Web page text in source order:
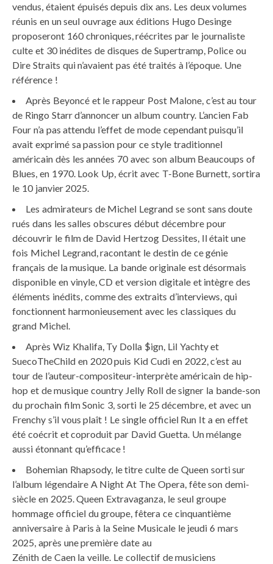
vendus, étaient épuisés depuis dix ans. Les deux volumes
réunis en un seul ouvrage aux éditions Hugo Desinge
proposeront 160 chroniques, réécrites par le journaliste
culte et 30 inédites de disques de Supertramp, Police ou
Dire Straits qui n’avaient pas été traités à l’époque. Une
référence !
Après Beyoncé et le rappeur Post Malone, c’est au tour
de Ringo Starr d’annoncer un album country. L’ancien Fab
Four n’a pas attendu l’effet de mode cependant puisqu’il
avait exprimé sa passion pour ce style traditionnel
américain dès les années 70 avec son album Beaucoups of
Blues, en 1970. Look Up, écrit avec T-Bone Burnett, sortira
le 10 janvier 2025.
Les admirateurs de Michel Legrand se sont sans doute
rués dans les salles obscures début décembre pour
découvrir le film de David Hertzog Dessites, Il était une
fois Michel Legrand, racontant le destin de ce génie
français de la musique. La bande originale est désormais
disponible en vinyle, CD et version digitale et intègre des
éléments inédits, comme des extraits d’interviews, qui
fonctionnent harmonieusement avec les classiques du
grand Michel.
Après Wiz Khalifa, Ty Dolla $ign, Lil Yachty et
SuecoTheChild en 2020 puis Kid Cudi en 2022, c’est au
tour de l’auteur-compositeur-interprète américain de hip-
hop et de musique country Jelly Roll de signer la bande-son
du prochain film Sonic 3, sorti le 25 décembre, et avec un
Frenchy s’il vous plaît ! Le single officiel Run It a en effet
été coécrit et coproduit par David Guetta. Un mélange
aussi étonnant qu’efficace !
Bohemian Rhapsody, le titre culte de Queen sorti sur
l’album légendaire A Night At The Opera, fête son demi-
siècle en 2025. Queen Extravaganza, le seul groupe
hommage officiel du groupe, fêtera ce cinquantième
anniversaire à Paris à la Seine Musicale le jeudi 6 mars
2025, après une première date au
Zénith de Caen la veille. Le collectif de musiciens